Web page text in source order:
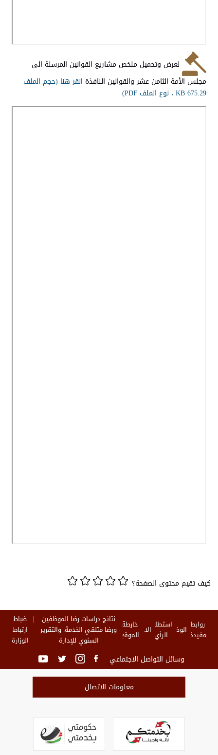
لعرض وتحميل ملخص مشاريع القوانين المرسلة الى
مجلس الأمة الثامن عشر والقوانين النافذة انقر هنا (حجم الملف
675.29 KB ، نوع الملف PDF)
كيف تقيم محتوى الصفحة؟
روابط
مفيدة الوظائفاستطلاع
الرأي الاخبارخارطة
الموقع
نتائج دراسات رضا الموظفين
ورضا متلقي الخدمة. والتقرير
السنوي للإدارة
ضباط
ارتباط
الوزارة
وسائل التواصل الاجتماعي
معلومات الاتصال